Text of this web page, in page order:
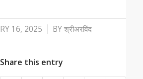
16, 2025
/ BYश्रीअरविंद
Share this entry